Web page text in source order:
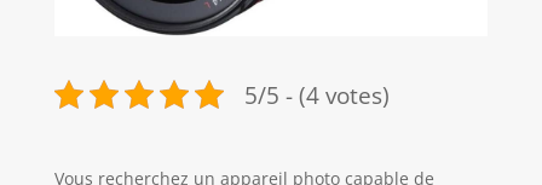
5/5 - (4 votes)
Vous recherchez un appareil photo capable de